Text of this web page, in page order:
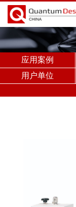
应用案例
用户单位